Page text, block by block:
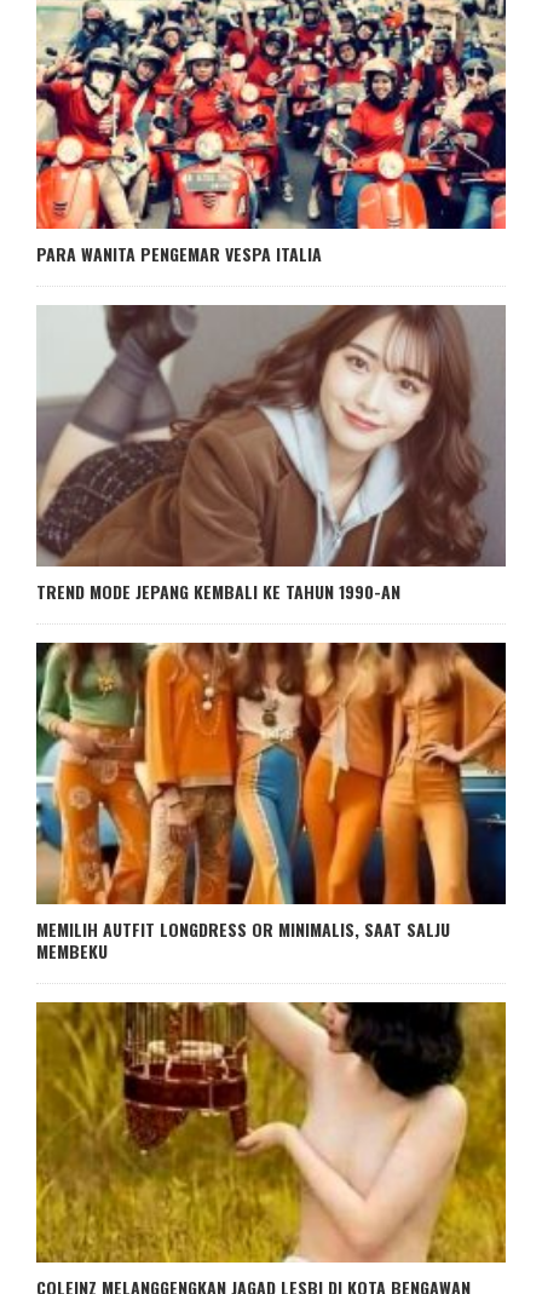
PARA WANITA PENGEMAR VESPA ITALIA
TREND MODE JEPANG KEMBALI KE TAHUN 1990-AN
MEMILIH AUTFIT LONGDRESS OR MINIMALIS, SAAT SALJU
MEMBEKU
COLEINZ MELANGGENGKAN JAGAD LESBI DI KOTA BENGAWAN